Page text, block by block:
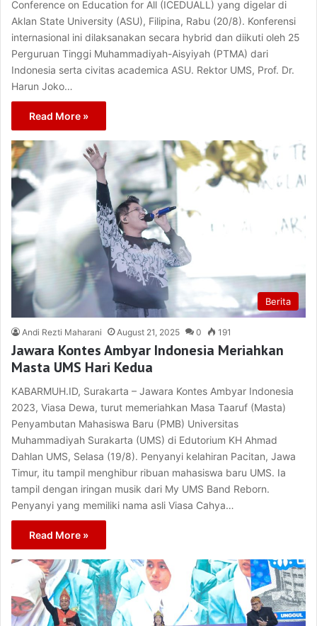
Conference on Education for All (ICEDUALL) yang digelar di
Aklan State University (ASU), Filipina, Rabu (20/8). Konferensi
internasional ini dilaksanakan secara hybrid dan diikuti oleh 25
Perguruan Tinggi Muhammadiyah-Aisyiyah (PTMA) dari
Indonesia serta civitas academica ASU. Rektor UMS, Prof. Dr.
Harun Joko…
Read More »
Berita
Andi Rezti Maharani August 21, 2025 0 191
Jawara Kontes Ambyar Indonesia Meriahkan
Masta UMS Hari Kedua
KABARMUH.ID, Surakarta – Jawara Kontes Ambyar Indonesia
2023, Viasa Dewa, turut memeriahkan Masa Taaruf (Masta)
Penyambutan Mahasiswa Baru (PMB) Universitas
Muhammadiyah Surakarta (UMS) di Edutorium KH Ahmad
Dahlan UMS, Selasa (19/8). Penyanyi kelahiran Pacitan, Jawa
Timur, itu tampil menghibur ribuan mahasiswa baru UMS. Ia
tampil dengan iringan musik dari My UMS Band Reborn.
Penyanyi yang memiliki nama asli Viasa Cahya…
Read More »